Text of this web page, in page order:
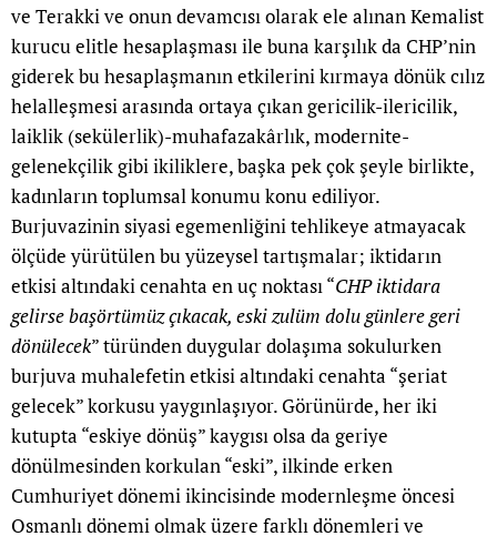
ve Terakki ve onun devamcısı olarak ele alınan Kemalist
kurucu elitle hesaplaşması ile buna karşılık da CHP’nin
giderek bu hesaplaşmanın etkilerini kırmaya dönük cılız
helalleşmesi arasında ortaya çıkan gericilik-ilericilik,
laiklik (sekülerlik)-muhafazakârlık, modernite-
gelenekçilik gibi ikiliklere, başka pek çok şeyle birlikte,
kadınların toplumsal konumu konu ediliyor.
Burjuvazinin siyasi egemenliğini tehlikeye atmayacak
ölçüde yürütülen bu yüzeysel tartışmalar; iktidarın
etkisi altındaki cenahta en uç noktası “CHP iktidara
gelirse başörtümüz çıkacak, eski zulüm dolu günlere geri
dönülecek” türünden duygular dolaşıma sokulurken
burjuva muhalefetin etkisi altındaki cenahta “şeriat
gelecek” korkusu yaygınlaşıyor. Görünürde, her iki
kutupta “eskiye dönüş” kaygısı olsa da geriye
dönülmesinden korkulan “eski”, ilkinde erken
Cumhuriyet dönemi ikincisinde modernleşme öncesi
Osmanlı dönemi olmak üzere farklı dönemleri ve